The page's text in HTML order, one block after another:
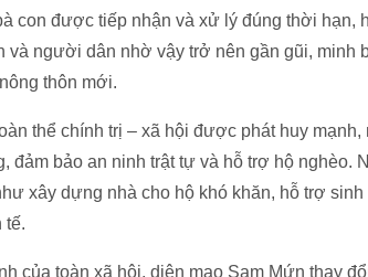
con được tiếp nhận và xử lý đúng thời hạn,
và người dân nhờ vậy trở nên gần gũi, minh
thôn mới.
thể chính trị – xã hội được phát huy
đảm bảo an ninh trật tự và hỗ trợ hộ nghèo.
xây dựng nhà cho hộ khó khăn, hỗ trợ
tế.
của toàn xã hội, diện mạo Sam Mứn thay